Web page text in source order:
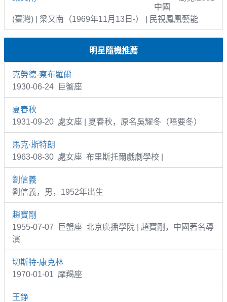
中國
(臺灣) | 梁又南（1969年11月13日-） | 民視鳳凰藝能
明星隨機推薦
克勞德-察布羅爾
1930-06-24 巨蟹座
夏春秋
1931-09-20 處女座 | 夏春秋，原名吳耀冬（唔要冬）
馬克·斯特朗
1963-08-30 處女座 布里斯托爾戲劇學校 |
劉信義
劉信義，男，1952年出生
趙寶剛
1955-07-07 巨蟹座 北京廣播學院 | 趙寶剛，中國著名導
演
切斯特-康克林
1970-01-01 摩羯座
王錚